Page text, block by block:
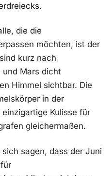
die die
möchten,⁤ ist der
kurz nach
und Mars dicht
Himmel sichtbar. ⁢Die
in der
Kulisse⁣ für
gleichermaßen.
⁤sagen, dass der Juni